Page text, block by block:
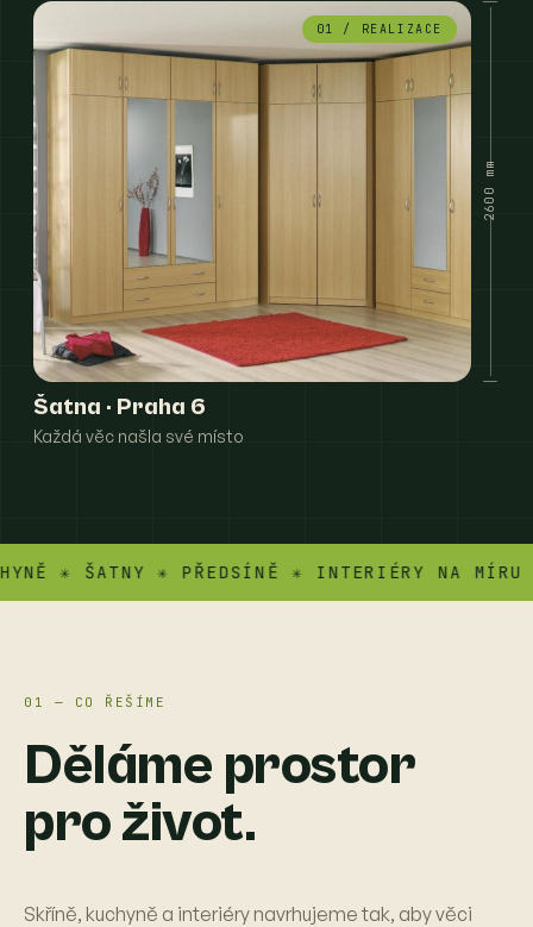
2600 mm
01 / REALIZACE
Šatna · Praha 6
Každá věc našla své místo
✳ ŠATNY ✳ PŘEDSÍNĚ ✳ INTERIÉRY NA MÍRU ✳
01 — CO ŘEŠÍME
Děláme prostor
pro život.
Skříně, kuchyně a interiéry navrhujeme tak, aby věci